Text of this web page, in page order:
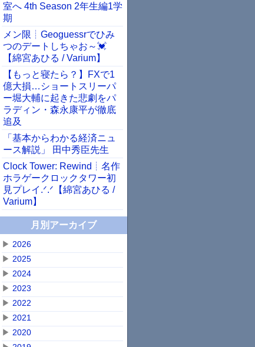
室へ 4th Season 2年生編1学
期
メン限┊Geoguessrでひみ
つのデートしちゃお～💓
【綿宮あひる / Varium】
【もっと寝たら？】FXで1
億大損…ショートスリーパ
ー堀大輔に起きた悲劇をパ
ラディン・森永康平が徹底
追及
「基本からわかる経済ニュ
ース解説」 田中秀臣先生
Clock Tower: Rewind┊名作
ホラゲークロックタワー初
見プレイ.ᐟ.ᐟ【綿宮あひる /
Varium】
月別アーカイブ
▶ 2026
▶ 2025
▶ 2024
▶ 2023
▶ 2022
▶ 2021
▶ 2020